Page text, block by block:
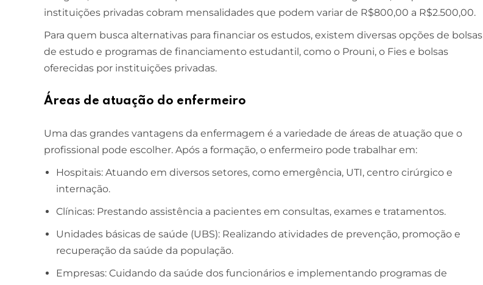
instituições privadas cobram mensalidades que podem variar de R$800,00 a R$2.500,00.
Para quem busca alternativas para financiar os estudos, existem diversas opções de bolsas
de estudo e programas de financiamento estudantil, como o Prouni, o Fies e bolsas
oferecidas por instituições privadas.
Áreas de atuação do enfermeiro
Uma das grandes vantagens da enfermagem é a variedade de áreas de atuação que o
profissional pode escolher. Após a formação, o enfermeiro pode trabalhar em:
Hospitais: Atuando em diversos setores, como emergência, UTI, centro cirúrgico e
internação.
Clínicas: Prestando assistência a pacientes em consultas, exames e tratamentos.
Unidades básicas de saúde (UBS): Realizando atividades de prevenção, promoção e
recuperação da saúde da população.
Empresas: Cuidando da saúde dos funcionários e implementando programas de
Contábeis
MELHOR CURSO PRIVADO DE SÃO LUÍS -
Processos Gerenciais
2 ANOS